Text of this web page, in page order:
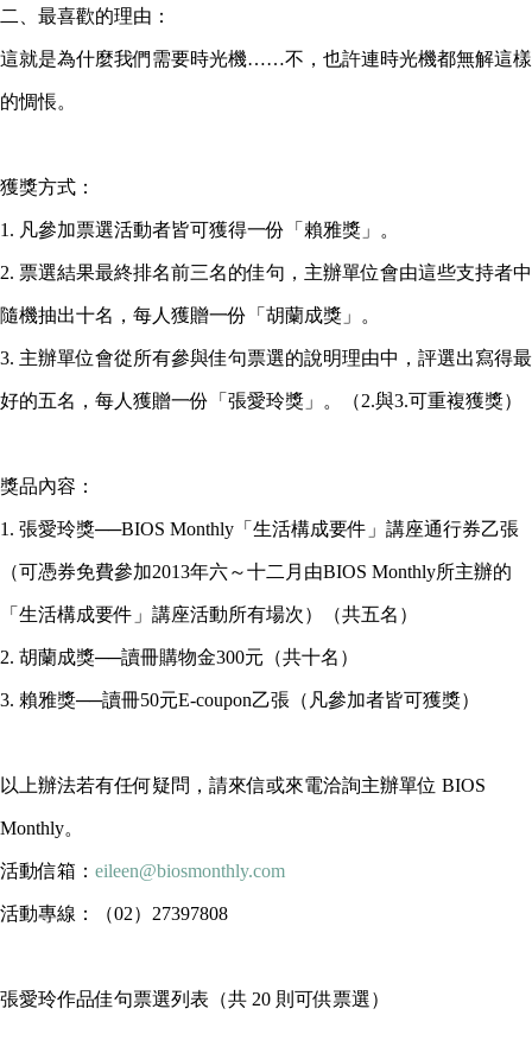
二、最喜歡的理由：
這就是為什麼我們需要時光機……不，也許連時光機都無解這樣
的惆悵。
獲獎方式：
1. 凡參加票選活動者皆可獲得一份「賴雅獎」。
2. 票選結果最終排名前三名的佳句，主辦單位會由這些支持者中
隨機抽出十名，每人獲贈一份「胡蘭成獎」。
3. 主辦單位會從所有參與佳句票選的說明理由中，評選出寫得最
好的五名，每人獲贈一份「張愛玲獎」。（2.與3.可重複獲獎）
獎品內容：
1. 張愛玲獎──BIOS Monthly「生活構成要件」講座通行券乙張
（可憑券免費參加2013年六～十二月由BIOS Monthly所主辦的
「生活構成要件」講座活動所有場次）（共五名）
2. 胡蘭成獎──讀冊購物金300元（共十名）
3. 賴雅獎──讀冊50元E-coupon乙張（凡參加者皆可獲獎）
以上辦法若有任何疑問，請來信或來電洽詢主辦單位 BIOS
Monthly。
活動信箱： eileen@biosmonthly.com
活動專線：（02）27397808
張愛玲作品佳句票選列表（共 20 則可供票選）